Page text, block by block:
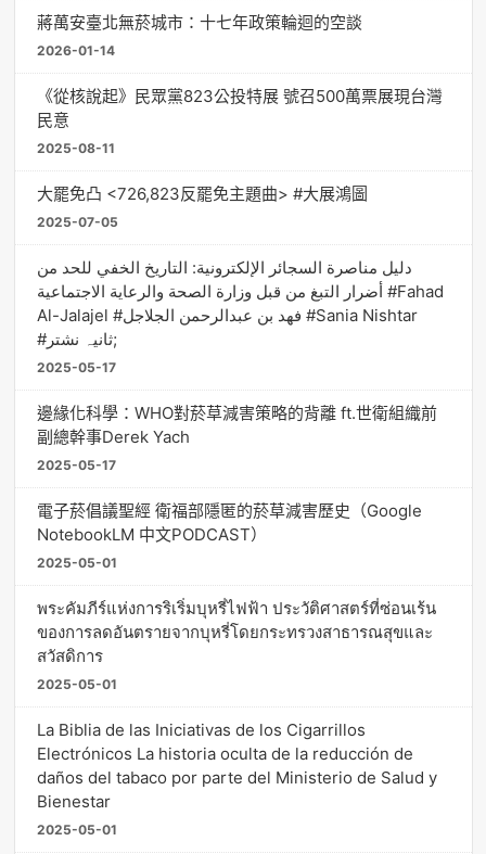
蔣萬安臺北無菸城市：十七年政策輪迴的空談
2026-01-14
《從核說起》民眾黨823公投特展 號召500萬票展現台灣
民意
2025-08-11
大罷免凸 <726,823反罷免主題曲> #大展鴻圖
2025-07-05
دليل مناصرة السجائر الإلكترونية: التاريخ الخفي للحد من
أضرار التبغ من قبل وزارة الصحة والرعاية الاجتماعية #Fahad
Al-Jalajel #فهد بن عبدالرحمن الجلاجل #Sania Nishtar
#ثانیہ نشتر;
2025-05-17
邊緣化科學：WHO對菸草減害策略的背離 ft.世衛組織前
副總幹事Derek Yach
2025-05-17
電子菸倡議聖經 衛福部隱匿的菸草減害歷史（Google
NotebookLM 中文PODCAST）
2025-05-01
พระคัมภีร์แห่งการริเริ่มบุหรี่ไฟฟ้า ประวัติศาสตร์ที่ซ่อนเร้น
ของการลดอันตรายจากบุหรี่โดยกระทรวงสาธารณสุขและ
สวัสดิการ
2025-05-01
La Biblia de las Iniciativas de los Cigarrillos
Electrónicos La historia oculta de la reducción de
daños del tabaco por parte del Ministerio de Salud y
Bienestar
2025-05-01